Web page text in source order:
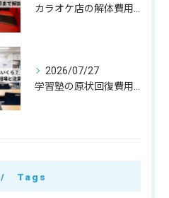
2026/07/27
Tags